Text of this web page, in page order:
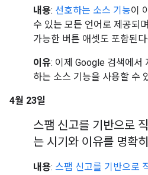
내용: 선호하는 소스 기능이
수 있는 모든 언어로 제공되
가능한 버튼 애셋도 포함된
이유: 이제 Google 검색에서
하는 소스 기능을 사용할 수
4월 23일
스팸 신고를 기반으로
는 시기와 이유를 명확
내용: 스팸 신고를 기반으로